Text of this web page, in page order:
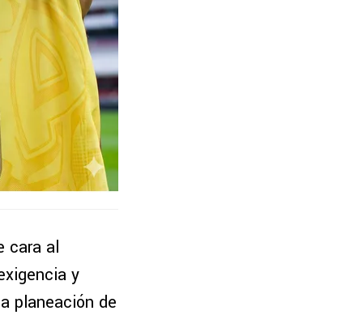
cara al
y
planeación de